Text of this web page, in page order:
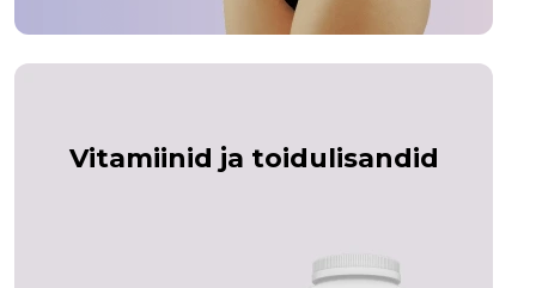
Vitamiinid ja toidulisandid